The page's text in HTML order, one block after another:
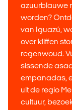
azuurblauwe
worden?
van Iguazú,
over kliffen
regenwoud.
sissende
empanadas,
uit de regio
cultuur,